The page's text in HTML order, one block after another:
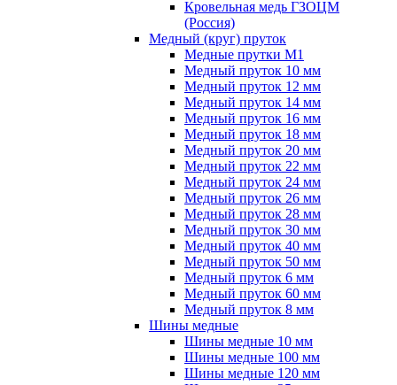
Кровельная медь ГЗОЦМ
(Россия)
Медный (круг) пруток
Медные прутки М1
Медный пруток 10 мм
Медный пруток 12 мм
Медный пруток 14 мм
Медный пруток 16 мм
Медный пруток 18 мм
Медный пруток 20 мм
Медный пруток 22 мм
Медный пруток 24 мм
Медный пруток 26 мм
Медный пруток 28 мм
Медный пруток 30 мм
Медный пруток 40 мм
Медный пруток 50 мм
Медный пруток 6 мм
Медный пруток 60 мм
Медный пруток 8 мм
Шины медные
Шины медные 10 мм
Шины медные 100 мм
Шины медные 120 мм